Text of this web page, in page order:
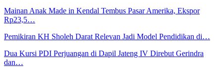
Mainan Anak Made in Kendal Tembus Pasar Amerika, Ekspor
Rp23,5…
Pemikiran KH Sholeh Darat Relevan Jadi Model Pendidikan di…
Dua Kursi PDI Perjuangan di Dapil Jateng IV Direbut Gerindra
dan…